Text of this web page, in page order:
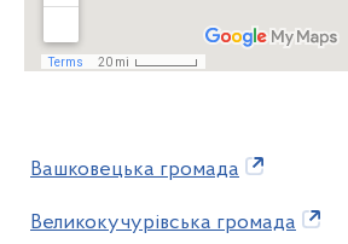
Вашковецька громада
Великокучурівська громада